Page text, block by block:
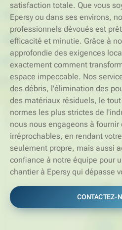
satisfaction totale. Que vous
Epersy ou dans ses environs,
professionnels dévoués est
efficacité et minutie. Grâce à
approfondie des exigences
exactement comment
espace impeccable. Nos
des débris, l'élimination des
des matériaux résiduels, le
normes les plus strictes de
nous nous engageons à fournir
irréprochables, en rendant
seulement propre, mais aussi
confiance à notre équipe pour
chantier à Epersy qui dépasse
CONTACTEZ-